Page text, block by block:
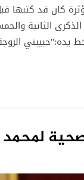
كان قد كتبها
الثانية
الزوجة